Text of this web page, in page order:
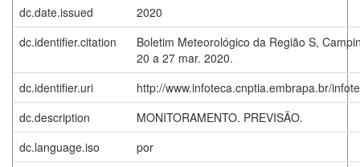
dc.date.issued
2020
dc.identifier.citation
Boletim Meteorológico da Região S,
20 a 27 mar. 2020.
dc.identifier.uri
http://www.infoteca.cnptia.embrapa.br/
dc.description
MONITORAMENTO. PREVISÃO.
dc.language.iso
por